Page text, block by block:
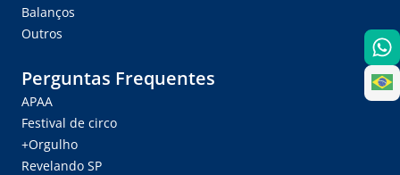
Balanços
Outros
Perguntas Frequentes
APAA
Festival de circo
+Orgulho
Revelando SP